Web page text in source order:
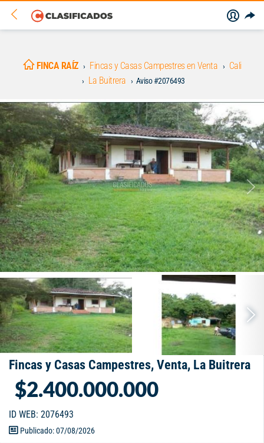
FINCA RAÍZ Fincas y Casas Campestres en Venta
Cali
La Buitrera
Aviso #2076493
Fincas y Casas Campestres, Venta, La Buitrera
$2.400.000.000
ID WEB: 2076493
Publicado: 07/08/2026